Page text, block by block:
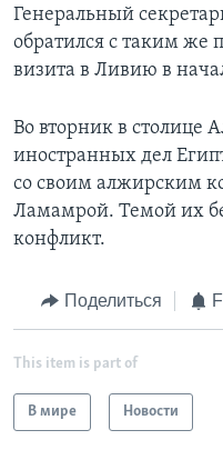
Генеральный
обратился с таким же
визита в Ливию в
Во вторник в столице
иностранных дел
со своим алжирским
Ламамрой. Темой их
конфликт.
Поделиться
This item is part of
В мире Новости